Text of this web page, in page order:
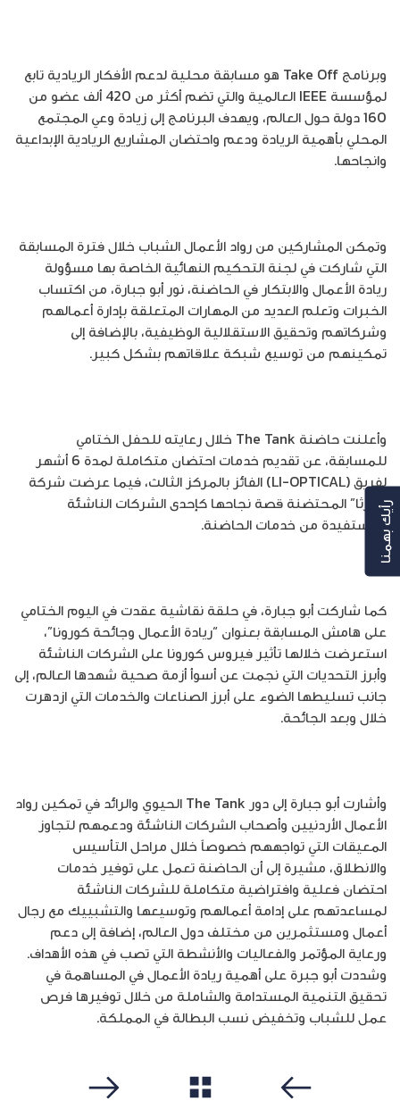
وبرنامج Take Off هو مسابقة محلية لدعم الأفكار الريادية تابع
لمؤسسة IEEE العالمية والتي تضم أكثر من 420 ألف عضو من
160 دولة حول العالم، ويهدف البرنامج إلى زيادة وعي المجتمع
المحلي بأهمية الريادة ودعم واحتضان المشاريع الريادية الإبداعية
وانجاحها.
وتمكن المشاركين من رواد الأعمال الشباب خلال فترة المسابقة
التي شاركت في لجنة التحكيم النهائية الخاصة بها مسؤولة
ريادة الأعمال والابتكار في الحاضنة، نور أبو جبارة، من اكتساب
الخبرات وتعلم العديد من المهارات المتعلقة بإدارة أعمالهم
وشركاتهم وتحقيق الاستقلالية الوظيفية، بالإضافة إلى
تمكينهم من توسيع شبكة علاقاتهم بشكل كبير.
وأعلنت حاضنة The Tank خلال رعايته للحفل الختامي
للمسابقة، عن تقديم خدمات احتضان متكاملة لمدة 6 أشهر
لفريق (LI-OPTICAL) الفائز بالمركز الثالث، فيما عرضت شركة
“مارثا” المحتضنة قصة نجاحها كإحدى الشركات الناشئة
المستفيدة من خدمات الحاضنة.
كما شاركت أبو جبارة، في حلقة نقاشية عقدت في اليوم الختامي
على هامش المسابقة بعنوان “ريادة الأعمال وجائحة كورونا”،
استعرضت خلالها تأثير فيروس كورونا على الشركات الناشئة
وأبرز التحديات التي نجمت عن أسوأ أزمة صحية شهدها العالم، إلى
جانب تسليطها الضوء على أبرز الصناعات والخدمات التي ازدهرت
خلال وبعد الجائحة.
وأشارت أبو جبارة إلى دور The Tank الحيوي والرائد في تمكين رواد
الأعمال الأردنيين وأصحاب الشركات الناشئة ودعمهم لتجاوز
المعيقات التي تواجههم خصوصاً خلال مراحل التأسيس
والانطلاق، مشيرة إلى أن الحاضنة تعمل على توفير خدمات
احتضان فعلية وافتراضية متكاملة للشركات الناشئة
لمساعدتهم على إدامة أعمالهم وتوسيعها والتشبييك مع رجال
أعمال ومستثمرين من مختلف دول العالم، إضافة إلى دعم
ورعاية المؤتمر والفعاليات والأنشطة التي تصب في هذه الأهداف.
وشددت أبو جبرة على أهمية ريادة الأعمال في المساهمة في
تحقيق التنمية المستدامة والشاملة من خلال توفيرها فرص
عمل للشباب وتخفيض نسب البطالة في المملكة.
رأيك بهمنا